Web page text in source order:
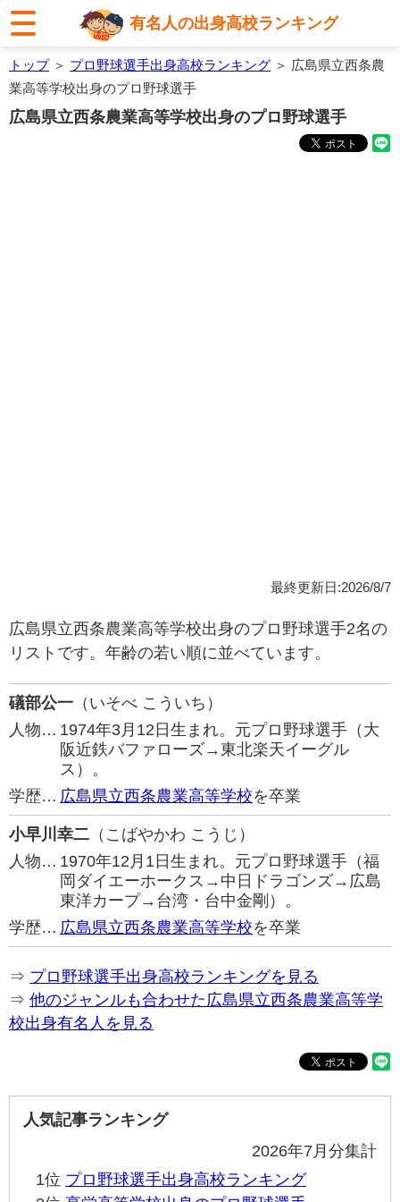
有名人の出身高校ランキング
トップ＞ プロ野球選手出身高校ランキング ＞ 広島県立西条農
業高等学校出身のプロ野球選手
広島県立西条農業高等学校出身のプロ野球選手
最終更新日:2026/8/7
広島県立西条農業高等学校出身のプロ野球選手2名の
リストです。年齢の若い順に並べています。
礒部公一 （いそべ こういち）
人物… 1974年3月12日生まれ。元プロ野球選手（大
阪近鉄バファローズ→東北楽天イーグル
ス）。
学歴… 広島県立西条農業高等学校を卒業
小早川幸二 （こばやかわ こうじ）
人物… 1970年12月1日生まれ。元プロ野球選手（福
岡ダイエーホークス→中日ドラゴンズ→広島
東洋カープ→台湾・台中金剛）。
学歴… 広島県立西条農業高等学校を卒業
⇒ プロ野球選手出身高校ランキングを見る
⇒ 他のジャンルも合わせた広島県立西条農業高等学
校出身有名人を見る
人気記事ランキング
2026年7月分集計
1位 プロ野球選手出身高校ランキング